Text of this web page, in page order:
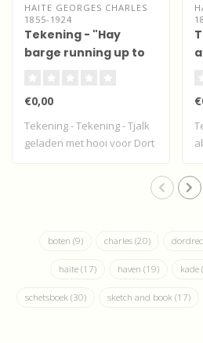
HAITE GEORGES CHARLES
1855-1924
Tekening - "Hay
barge running up to
€0,00
Tekening - Tekening - Tjalk
geladen met hooi voor Dort
boten (9) charles (20)
haite (17) haven (19) kade
schetsboek (30) sketch and book (17)